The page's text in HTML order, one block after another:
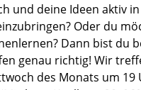
und deine Ideen aktiv
Oder du
Dann bist du
genau richtig! Wir
des Monats um 19